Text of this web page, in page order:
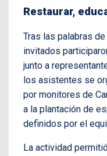
Restaurar,
Tras las palabras
invitados
junto a
los asistentes se
por monitores de
a la plantación de
definidos por el
La actividad